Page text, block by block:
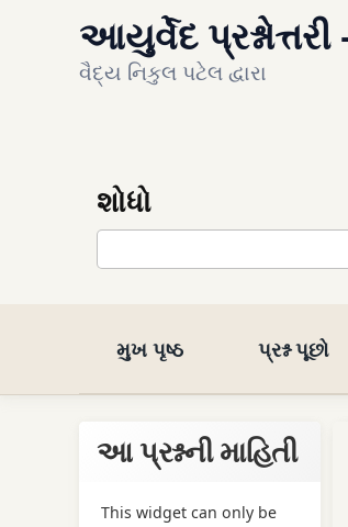
આયુર્વેદ
વૈદ્ય નિકુલ પટેલ દ્વારા
શોધો
મુખ પૃષ્ઠ પ્રશ્ન પૂછો
આ પ્રશ્નની માહિતી
This widget can only be